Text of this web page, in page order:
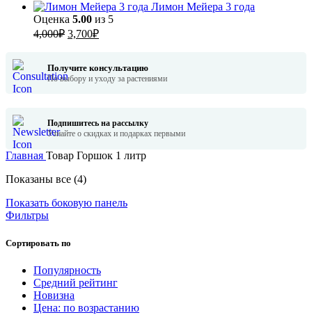
Лимон Мейера 3 года
Оценка 5.00 из 5
4,000₽ Первоначальная
4,000₽.
3,700₽Текущая
Получите консультацию
По выбору и уходу за растениями
Подпишитесь на рассылку
Узнайте о скидках и подарках первыми
Главная Товар Горшок 1 литр
Показаны все (4)Сортировка:
популярности
Показать боковую панель
Фильтры
Сортировать по
Популярность
Средний рейтинг
Новизна
Цена: по возрастанию